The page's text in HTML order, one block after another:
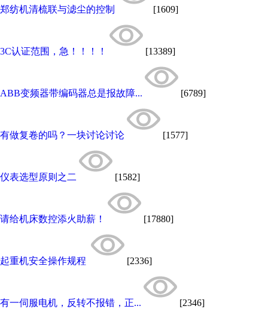
郑纺机清梳联与滤尘的控制 [1609]
3C认证范围，急！！！！ [13389]
ABB变频器带编码器总是报故障... [6789]
有做复卷的吗？一块讨论讨论 [1577]
仪表选型原则之二 [1582]
请给机床数控添火助薪！ [17880]
起重机安全操作规程 [2336]
有一伺服电机，反转不报错，正... [2346]